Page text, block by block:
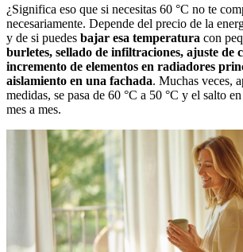
¿Significa eso que si necesitas 60 °C no te
necesariamente. Depende del precio de la
y de si puedes bajar esa temperatura con
burletes, sellado de infiltraciones, ajuste de
incremento de elementos en radiadores
aislamiento en una fachada. Muchas veces,
medidas, se pasa de 60 °C a 50 °C y el salto
mes a mes.